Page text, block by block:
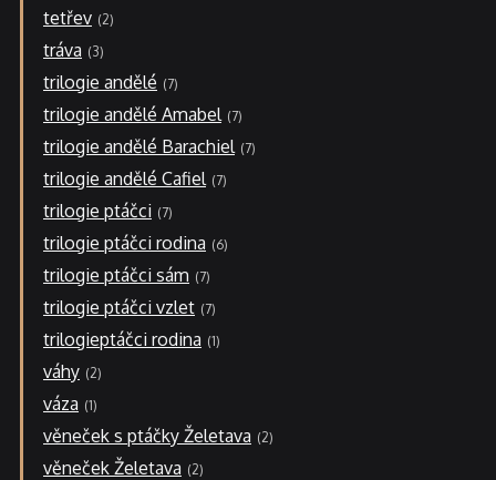
tetřev 2
tráva 3
trilogie andělé 7
trilogie andělé Amabel 7
trilogie andělé Barachiel 7
trilogie andělé Cafiel 7
trilogie ptáčci 7
trilogie ptáčci rodina 6
trilogie ptáčci sám 7
trilogie ptáčci vzlet 7
trilogieptáčci rodina 1
váhy 2
váza 1
věneček s ptáčky Želetava 2
věneček Želetava 2